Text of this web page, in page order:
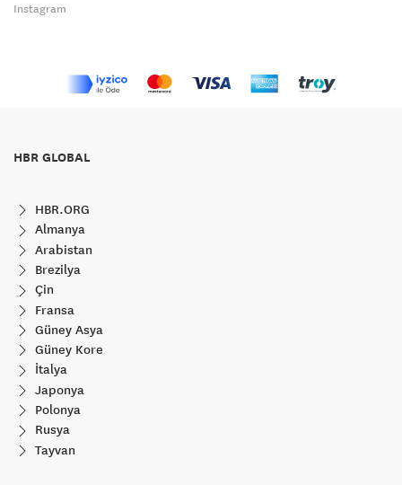
Instagram
HBR GLOBAL
HBR.ORG
Almanya
Arabistan
Brezilya
Çin
Fransa
Güney Asya
Güney Kore
İtalya
Japonya
Polonya
Rusya
Tayvan